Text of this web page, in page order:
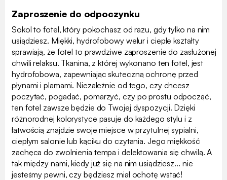
Zaproszenie do odpoczynku
Sokol to fotel, który pokochasz od razu, gdy tylko na nim
usiądziesz. Miękki, hydrofobowy welur i ciepłe kształty
sprawiają, że fotel to prawdziwe zaproszenie do zasłużonej
chwili relaksu. Tkanina, z której wykonano ten fotel, jest
hydrofobowa, zapewniając skuteczną ochronę przed
płynami i plamami. Niezależnie od tego, czy chcesz
poczytać, pogadać, pomarzyć, czy po prostu odpocząć,
ten fotel zawsze będzie do Twojej dyspozycji. Dzięki
różnorodnej kolorystyce pasuje do każdego stylu i z
łatwością znajdzie swoje miejsce w przytulnej sypialni,
ciepłym salonie lub kąciku do czytania. Jego miękkość
zachęca do zwolnienia tempa i delektowania się chwilą. A
tak między nami, kiedy już się na nim usiądziesz... nie
jesteśmy pewni, czy będziesz miał ochotę wstać!